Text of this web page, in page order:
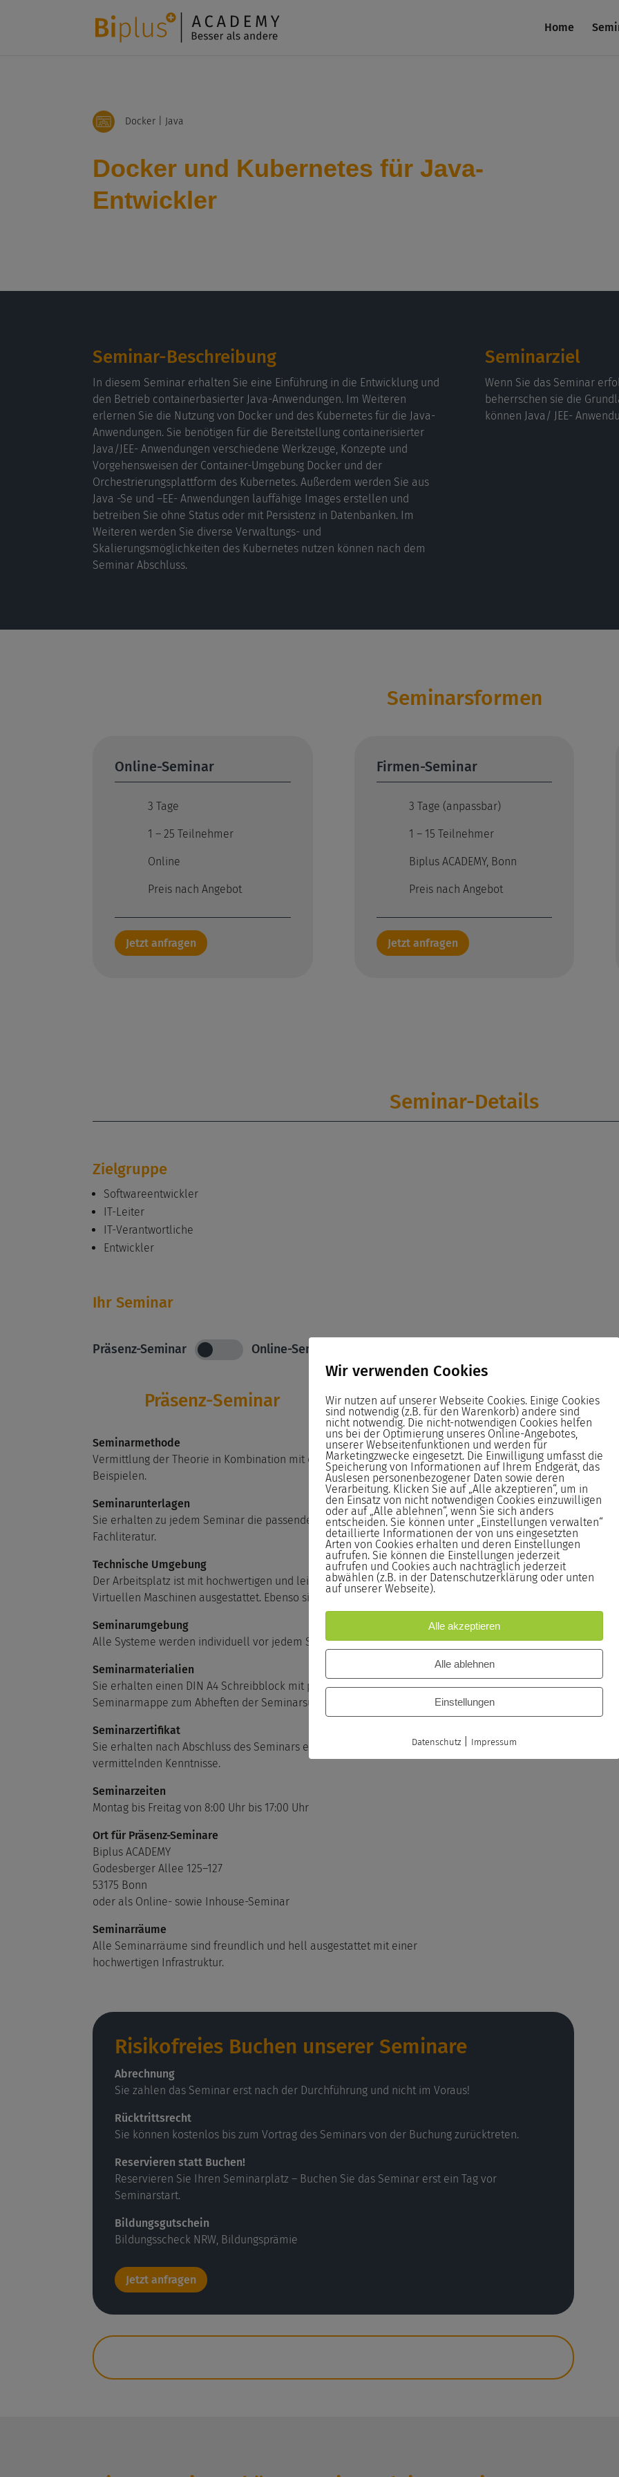
Home
Docker | Java
Docker und Kubernetes für Java-
Entwickler
Seminar-Beschreibung
In diesem Seminar erhalten Sie eine Einführung in die Entwicklung und
den Betrieb containerbasierter Java-Anwendungen. Im Weiteren
erlernen Sie die Nutzung von Docker und des Kubernetes für die Java-
Anwendungen. Sie benötigen für die Bereitstellung containerisierter
Java/JEE- Anwendungen verschiedene Werkzeuge, Konzepte und
Vorgehensweisen der Container-Umgebung Docker und der
Orchestrierungsplattform des Kubernetes. Außerdem werden Sie aus
Java -Se und –EE- Anwendungen lauffähige Images erstellen und
betreiben Sie ohne Status oder mit Persistenz in Datenbanken. Im
Weiteren werden Sie diverse Verwaltungs- und
Skalierungsmöglichkeiten des Kubernetes nutzen können nach dem
Seminar Abschluss.
Seminarziel
Wenn Sie das Seminar
beherrschen sie die
können Java/ JEE-
Seminarsformen
Online-Seminar
3 Tage
1 – 25 Teilnehmer
Online
Preis nach Angebot
Jetzt anfragen
Firmen-Seminar
3 Tage (anpassbar)
1 – 15 Teilnehmer
Biplus ACADEMY, Bonn
Preis nach Angebot
Jetzt anfragen
Seminar-Details
Zielgruppe
Softwareentwickler
IT-Leiter
IT-Verantwortliche
Entwickler
Ihr Seminar
Präsenz-Seminar Online-Seminar
Präsenz-Seminar
Seminarmethode
Vermittlung der Theorie in Kombination mit der Bearbeitung von praxisnahen
Beispielen.
Seminarunterlagen
Sie erhalten zu jedem Seminar die passenden Unterlagen oder passende
Fachliteratur.
Technische Umgebung
Der Arbeitsplatz ist mit hochwertigen und leistungsstarken PCs sowie
Virtuellen Maschinen ausgestattet. Ebenso sind die Monitore Höhenverstellbar.
Seminarumgebung
Alle Systeme werden individuell vor jedem Seminar neu aufgesetzt.
Seminarmaterialien
Sie erhalten einen DIN A4 Schreibblock mit passenden Stiften sowie eine
Seminarmappe zum Abheften der Seminarsunterlagen.
Seminarzertifikat
Sie erhalten nach Abschluss des Seminars ein Seminarzertifikat inklusive der
vermittelnden Kenntnisse.
Seminarzeiten
Montag bis Freitag von 8:00 Uhr bis 17:00 Uhr
Ort für Präsenz-Seminare
Biplus ACADEMY
Godesberger Allee 125–127
53175 Bonn
oder als Online- sowie Inhouse-Seminar
Seminarräume
Alle Seminarräume sind freundlich und hell ausgestattet mit einer
hochwertigen Infrastruktur.
Risikofreies Buchen unserer Seminare
Abrechnung
Sie zahlen das Seminar erst nach der Durchführung und nicht im Voraus!
Rücktrittsrecht
Sie können kostenlos bis zum Vortrag des Seminars von der Buchung zurücktreten.
Reservieren statt Buchen!
Reservieren Sie Ihren Seminarplatz – Buchen Sie das Seminar erst ein Tag vor
Seminarstart.
Bildungsgutschein
Bildungsscheck NRW, Bildungsprämie
Jetzt anfragen
Wir verwenden Cookies
Wir nutzen auf unserer Webseite Cookies. Einige Cookies
sind notwendig (z.B. für den Warenkorb) andere sind
nicht notwendig. Die nicht-notwendigen Cookies helfen
uns bei der Optimierung unseres Online-Angebotes,
unserer Webseitenfunktionen und werden für
Marketingzwecke eingesetzt. Die Einwilligung umfasst die
Speicherung von Informationen auf Ihrem Endgerät, das
Auslesen personenbezogener Daten sowie deren
Verarbeitung. Klicken Sie auf „Alle akzeptieren“, um in
den Einsatz von nicht notwendigen Cookies einzuwilligen
oder auf „Alle ablehnen“, wenn Sie sich anders
entscheiden. Sie können unter „Einstellungen verwalten“
detaillierte Informationen der von uns eingesetzten
Arten von Cookies erhalten und deren Einstellungen
aufrufen. Sie können die Einstellungen jederzeit
aufrufen und Cookies auch nachträglich jederzeit
abwählen (z.B. in der Datenschutzerklärung oder unten
auf unserer Webseite).
Alle akzeptieren
Alle ablehnen
Einstellungen
Datenschutz Impressum